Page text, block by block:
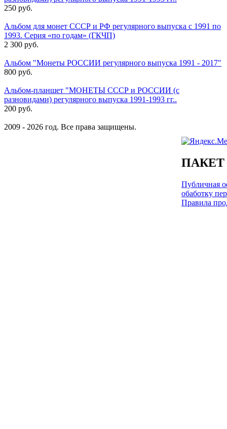
250 руб.
Альбом для монет СССР и РФ регулярного выпуска с 1991 по
1993. Серия «по годам» (ГКЧП)
2 300 руб.
Альбом "Монеты РОССИИ регулярного выпуска 1991 - 2017"
800 руб.
Альбом-планшет "МОНЕТЫ СССР и РОССИИ (с
разновидами) регулярного выпуска 1991-1993 гг..
200 руб.
2009 - 2026 год. Все права защищены.
Публичная
обаботку
Правила